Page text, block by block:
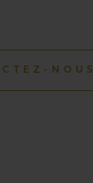
NOUS